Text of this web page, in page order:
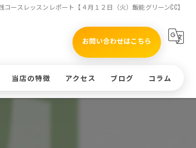
コースレッスンレポート【４月１２日（火）飯能グリーンCC】
お問い合わせはこちら
当店の特徴 アクセス ブログ コラム